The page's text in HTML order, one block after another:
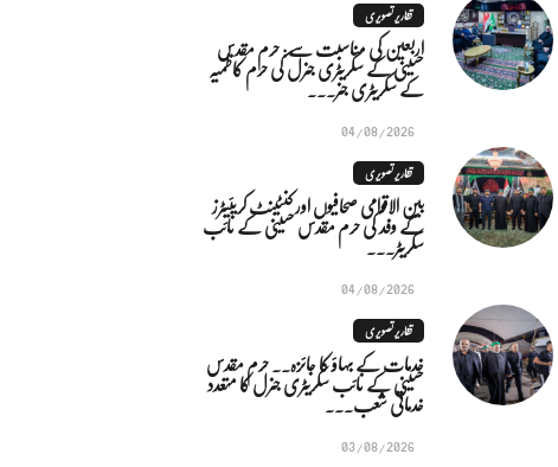
تقاریر تصویری
اربعین کی مناسبت سے: حرم مقدس
حسینی کے سکریٹری جنرل کی حرم کاظمیہ
کے سکریٹری جنر...
04/08/2026
تقاریر تصویری
بین الاقوامی صحافیوں اور کنٹینٹ کریئیٹرز
کے وفد کی حرم مقدس حسینی کے نائب
سکریٹر...
04/08/2026
تقاریر تصویری
خدمات کے بہاؤ کا جائزہ.. حرم مقدس
حسینی کے نائب سکریٹری جنرل کا متعدد
خدماتی شعب...
03/08/2026